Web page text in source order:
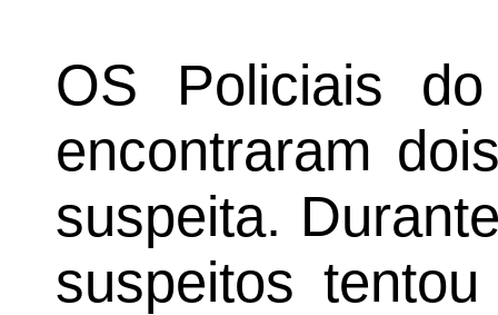
OS Policiais
encontraram
suspeita.
suspeitos